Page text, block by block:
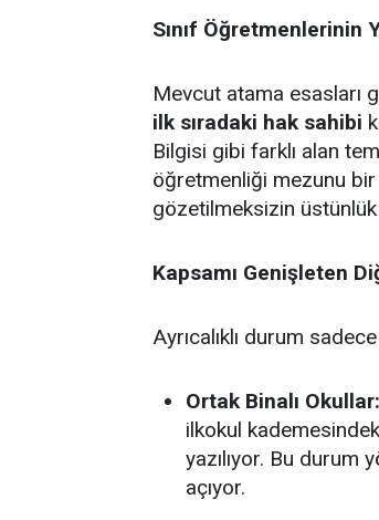
Sınıf Öğretmenlerinin
Mevcut atama esasları
ilk sıradaki hak sahibi
Bilgisi gibi farklı alan
öğretmenliği mezunu bir
gözetilmeksizin
Kapsamı Genişleten
Ayrıcalıklı durum
Ortak Binalı Okullar:
ilkokul
yazılıyor. Bu durum
açıyor.